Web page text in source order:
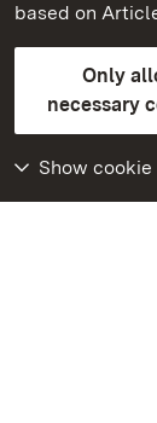
based on
Only
necessary
Show
State Palaces
FAQMasthead
Declaration on
BITV-konform